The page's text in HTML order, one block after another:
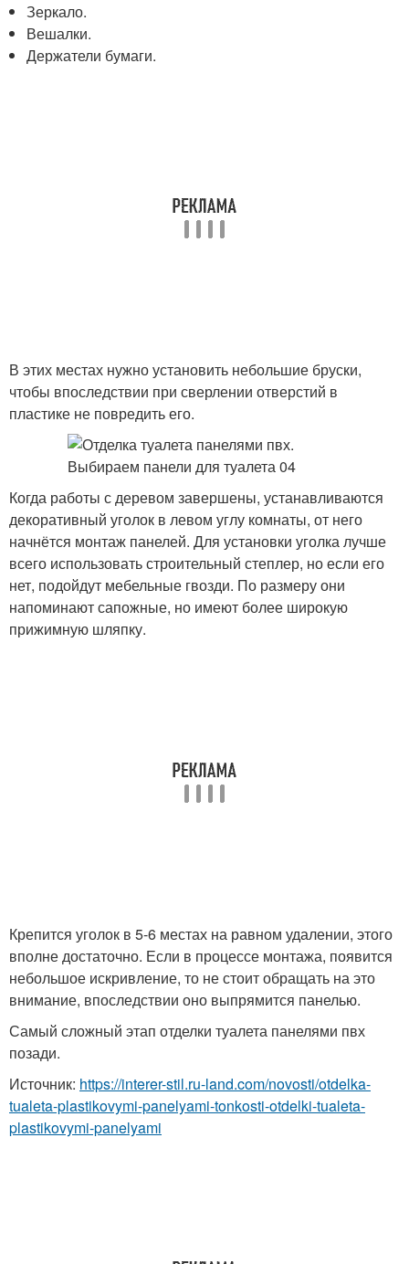
Зеркало.
Вешалки.
Держатели бумаги.
В этих местах нужно установить небольшие бруски,
чтобы впоследствии при сверлении отверстий в
пластике не повредить его.
Когда работы с деревом завершены, устанавливаются
декоративный уголок в левом углу комнаты, от него
начнётся монтаж панелей. Для установки уголка лучше
всего использовать строительный степлер, но если его
нет, подойдут мебельные гвозди. По размеру они
напоминают сапожные, но имеют более широкую
прижимную шляпку.
Крепится уголок в 5-6 местах на равном удалении, этого
вполне достаточно. Если в процессе монтажа, появится
небольшое искривление, то не стоит обращать на это
внимание, впоследствии оно выпрямится панелью.
Самый сложный этап отделки туалета панелями пвх
позади.
Источник: https://interer-stil.ru-land.com/novosti/otdelka-
tualeta-plastikovymi-panelyami-tonkosti-otdelki-tualeta-
plastikovymi-panelyami